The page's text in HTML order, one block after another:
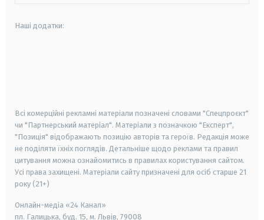
Наші додатки:
Всі комерційні рекламні матеріали позначені словами "Спецпроєкт"
чи "Партнерський матеріал". Матеріали з позначкою "Експерт",
"Позиція" відображають позицію авторів та героїв. Редакція може
не поділяти їхніх поглядів. Детальніше щодо реклами та правил
цитування можна ознайомитись в правилах користування сайтом.
Усі права захищені. Матеріали сайту призначені для осіб старше 21
року (21+)
Онлайн-медіа «24 Канал»
пл. Галицька, буд. 15, м. Львів, 79008